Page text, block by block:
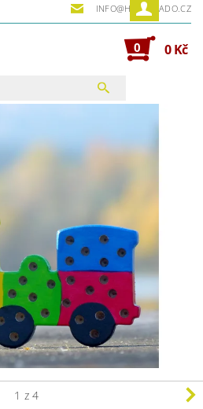
INFO@HRAVOKADO.CZ
0 0 Kč
1 z 4